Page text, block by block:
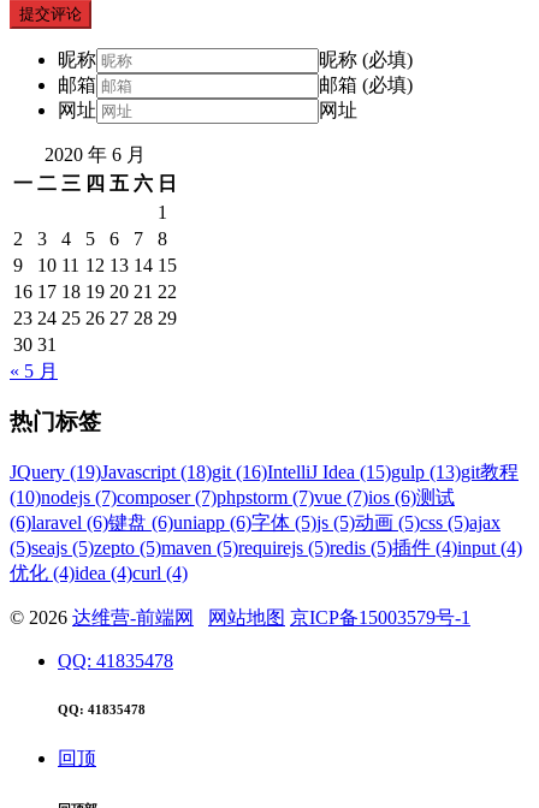
提交评论
昵称
昵称 (必填)
邮箱
邮箱 (必填)
网址
网址
2020 年 6 月
一 二 三 四 五 六 日
1
2
3 4 5 6 7
8
9
10 11 12 13 14 15
16 17 18 19 20 21 22
23 24 25 26 27 28 29
30 31
« 5 月
热门标签
JQuery (19)Javascript (18)git (16)IntelliJ Idea (15)gulp (13)git教程
(10)nodejs (7)composer (7)phpstorm (7)vue (7)ios (6)测试
(6)laravel (6)键盘 (6)uniapp (6)字体 (5)js (5)动画 (5)css (5)ajax
(5)seajs (5)zepto (5)maven (5)requirejs (5)redis (5)插件 (4)input (4)
优化 (4)idea (4)curl (4)
© 2026 达维营-前端网 网站地图 京ICP备15003579号-1
QQ: 41835478
QQ: 41835478
回顶